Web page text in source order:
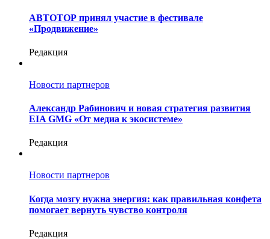
АВТОТОР принял участие в фестивале
«Продвижение»
Редакция
Новости партнеров
Александр Рабинович и новая стратегия развития
EIA GMG «От медиа к экосистеме»
Редакция
Новости партнеров
Когда мозгу нужна энергия: как правильная конфета
помогает вернуть чувство контроля
Редакция